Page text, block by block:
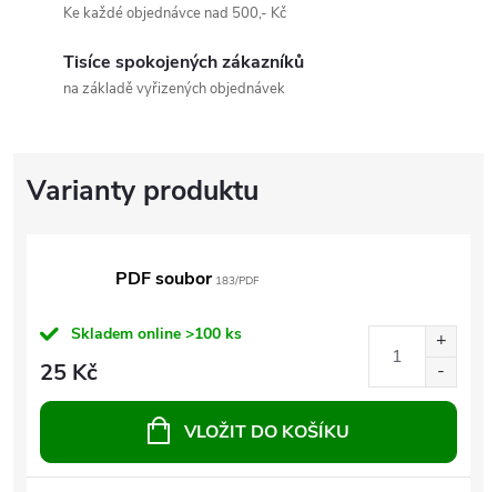
Ke každé objednávce nad 500,- Kč
Tisíce spokojených zákazníků
na základě vyřizených objednávek
PDF soubor183/PDF
Skladem online >100 ks
25 Kč
VLOŽIT DO KOŠÍKU